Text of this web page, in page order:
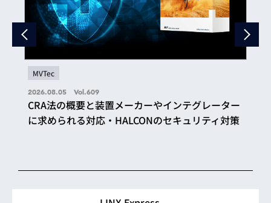
MVTec
2026.08.05 Vol.609
CRA法の概要と装置メーカーやインテグレーター
に求められる対応・HALCONのセキュリティ対策